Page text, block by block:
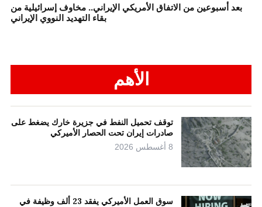
بعد أسبوعين من الاتفاق الأمريكي الإيراني.. مخاوف إسرائيلية من
بقاء التهديد النووي الإيراني
الأهم
توقف تحميل النفط في جزيرة خارك يضغط على
صادرات إيران تحت الحصار الأميركي
8 أغسطس 2026
سوق العمل الأميركي يفقد 23 ألف وظيفة في